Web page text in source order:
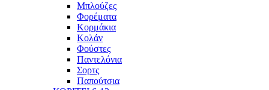
Μπλούζες
Φορέματα
Κορμάκια
Κολάν
Φούστες
Παντελόνια
Σορτς
Παπούτσια